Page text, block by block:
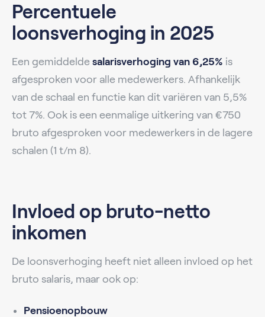
Percentuele
loonsverhoging in 2025
Een gemiddelde salarisverhoging van 6,25% is
afgesproken voor alle medewerkers. Afhankelijk
van de schaal en functie kan dit variëren van 5,5%
tot 7%. Ook is een eenmalige uitkering van €750
bruto afgesproken voor medewerkers in de lagere
schalen (1 t/m 8).
Invloed op bruto-netto
inkomen
De loonsverhoging heeft niet alleen invloed op het
bruto salaris, maar ook op:
Pensioenopbouw